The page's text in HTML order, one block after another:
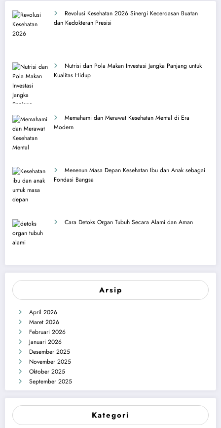
Revolusi Kesehatan 2026 Sinergi Kecerdasan Buatan
dan Kedokteran Presisi
Nutrisi dan Pola Makan Investasi Jangka Panjang untuk
Kualitas Hidup
Memahami dan Merawat Kesehatan Mental di Era
Modern
Menenun Masa Depan Kesehatan Ibu dan Anak sebagai
Fondasi Bangsa
Cara Detoks Organ Tubuh Secara Alami dan Aman
Arsip
April 2026
Maret 2026
Februari 2026
Januari 2026
Desember 2025
November 2025
Oktober 2025
September 2025
Kategori